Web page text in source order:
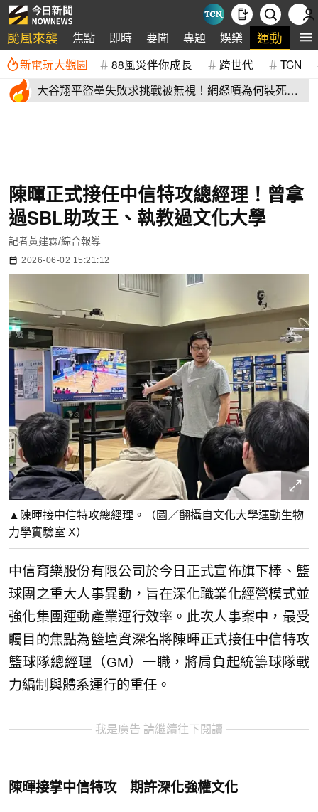
颱風來襲 焦點 即時 要聞 專題 娛樂 運動 全
新電玩大觀園 88風災伴你成長 跨世代 TCN
大谷翔平盜壘失敗求挑戰被無視！網怒噴為何裝死？
陳暉正式接任中信特攻總經理！曾拿
過SBL助攻王、執教過文化大學
記者黃建霖/綜合報導
2026-06-02 15:21:12
▲陳暉接中信特攻總經理。（圖／翻攝自文化大學運動生物
力學實驗室 X）
中信育樂股份有限公司於今日正式宣佈旗下棒、籃
球團之重大人事異動，旨在深化職業化經營模式並
強化集團運動產業運行效率。此次人事案中，最受
矚目的焦點為籃壇資深名將陳暉正式接任中信特攻
籃球隊總經理（GM）一職，將肩負起統籌球隊戰
力編制與體系運行的重任。
我是廣告 請繼續往下閱讀
陳暉接掌中信特攻 期許深化強權文化